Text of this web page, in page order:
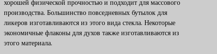
хорошей физической прочностью и подходит для массового
производства. Большинство повседневных бутылок для
ликеров изготавливаются из этого вида стекла. Некоторые
экономичные флаконы для духов также изготавливаются из
этого материала.